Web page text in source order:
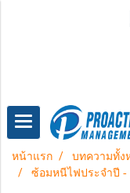
หน้าแรก บทความทั้ง
ซ้อมหนีไฟประจำปี -